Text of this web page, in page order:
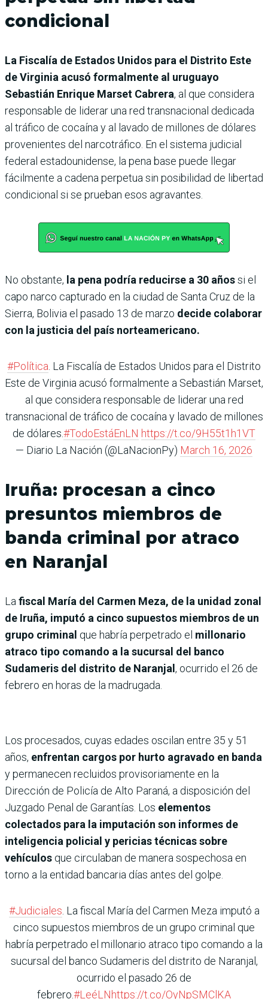
condicional
La Fiscalía de Estados Unidos para el Distrito Este
de Virginia acusó formalmente al uruguayo
Sebastián Enrique Marset Cabrera, al que considera
responsable de liderar una red transnacional dedicada
al tráfico de cocaína y al lavado de millones de dólares
provenientes del narcotráfico. En el sistema judicial
federal estadounidense, la pena base puede llegar
fácilmente a cadena perpetua sin posibilidad de libertad
condicional si se prueban esos agravantes.
No obstante, la pena podría reducirse a 30 añossi el
capo narco capturado en la ciudad de Santa Cruz de la
Sierra, Bolivia el pasado 13 de marzo decide colaborar
con la justicia del país norteamericano.
#Política . La Fiscalía de Estados Unidos para el Distrito
Este de Virginia acusó formalmente a Sebastián Marset,
al que considera responsable de liderar una red
transnacional de tráfico de cocaína y lavado de millones
de dólares.#TodoEstáEnLN https://t.co/9H55t1h1VT
— Diario La Nación (@LaNacionPy) March 16, 2026
Iruña: procesan a cinco
presuntos miembros de
banda criminal por atraco
en Naranjal
La fiscal María del Carmen Meza, de la unidad zonal
de Iruña, imputó a cinco supuestos miembros de un
grupo criminal que habría perpetrado el millonario
atraco tipo comando a la sucursal del banco
Sudameris del distrito de Naranjal, ocurrido el 26 de
febrero en horas de la madrugada.
Los procesados, cuyas edades oscilan entre 35 y 51
años, enfrentan cargos por hurto agravado en banda
y permanecen recluidos provisoriamente en la
Dirección de Policía de Alto Paraná, a disposición del
Juzgado Penal de Garantías. Los elementos
colectados para la imputación son informes de
inteligencia policial y pericias técnicas sobre
vehículos que circulaban de manera sospechosa en
torno a la entidad bancaria días antes del golpe.
#Judiciales . La fiscal María del Carmen Meza imputó a
cinco supuestos miembros de un grupo criminal que
habría perpetrado el millonario atraco tipo comando a la
sucursal del banco Sudameris del distrito de Naranjal,
ocurrido el pasado 26 de
febrero.#LeéLNhttps://t.co/OyNpSMClKA